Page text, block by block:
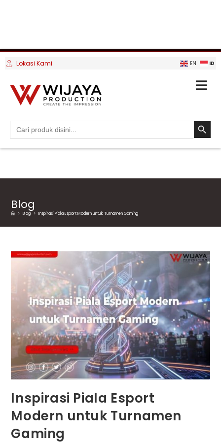
Lokasi Kami EN ID
Search
for:
SEARCH
Blog
> Blog > Inspirasi Piala Esport Modern untuk Turnamen Gaming
Inspirasi Piala Esport
Modern untuk Turnamen
Gaming